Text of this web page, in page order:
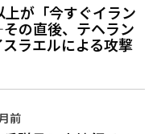
上が「今すぐイラン
の直後、テヘラン
ラエルによる攻撃
前